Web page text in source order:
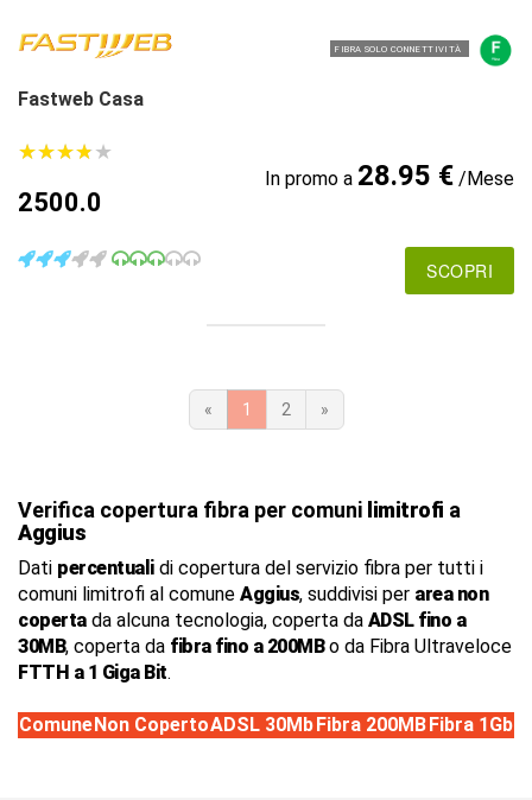
FIBRA SOLO CONNETTIVITÀ
Fastweb Casa
★★★★★
★★★★★
2500.0
In promo a 28.95 €/Mese
SCOPRI
« 1 2 »
Verifica copertura fibra per comuni limitrofi a
Aggius
Dati percentualidi copertura del servizio fibra per tutti i
comuni limitrofi al comune Aggius, suddivisi per area non
copertada alcuna tecnologia, coperta da ADSL fino a
30MB, coperta da fibra fino a 200MBo da Fibra Ultraveloce
FTTH a 1 Giga Bit.
ComuneNon CopertoADSL 30MbFibra 200MBFibra 1Gb